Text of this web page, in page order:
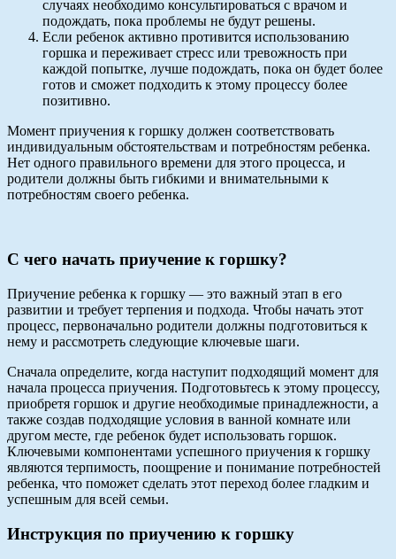
случаях необходимо консультироваться с врачом и
подождать, пока проблемы не будут решены.
Если ребенок активно противится использованию
горшка и переживает стресс или тревожность при
каждой попытке, лучше подождать, пока он будет более
готов и сможет подходить к этому процессу более
позитивно.
Момент приучения к горшку должен соответствовать
индивидуальным обстоятельствам и потребностям ребенка.
Нет одного правильного времени для этого процесса, и
родители должны быть гибкими и внимательными к
потребностям своего ребенка.
С чего начать приучение к горшку?
Приучение ребенка к горшку — это важный этап в его
развитии и требует терпения и подхода. Чтобы начать этот
процесс, первоначально родители должны подготовиться к
нему и рассмотреть следующие ключевые шаги.
Сначала определите, когда наступит подходящий момент для
начала процесса приучения. Подготовьтесь к этому процессу,
приобретя горшок и другие необходимые принадлежности, а
также создав подходящие условия в ванной комнате или
другом месте, где ребенок будет использовать горшок.
Ключевыми компонентами успешного приучения к горшку
являются терпимость, поощрение и понимание потребностей
ребенка, что поможет сделать этот переход более гладким и
успешным для всей семьи.
Инструкция по приучению к горшку